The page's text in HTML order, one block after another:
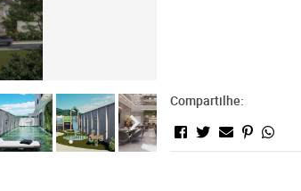
Compartilhe: